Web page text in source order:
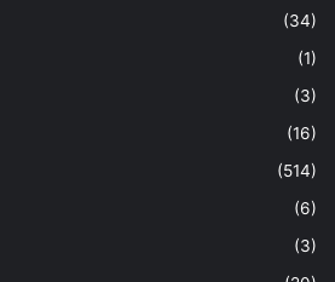
(34)
(1)
(3)
(16)
(514)
(6)
(3)